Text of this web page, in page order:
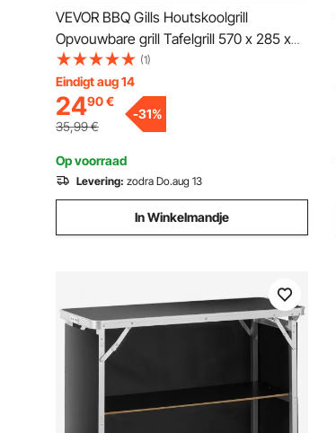
VEVOR BBQ Gills Houtskoolgrill
Opvouwbare grill Tafelgrill 570 x 285 x
230 mm, Draagvermogen 6 kg
Draagbare reisgrill Buitengrill
Campinggrill 300 ℃, Grillrooster +
Grillplaat voor tuinfeesten, picknicks,
(1)
Eindigt aug 14
2490€
35,99€
-31%
Op voorraad
Levering: zodra Do.aug 13
In Winkelmandje